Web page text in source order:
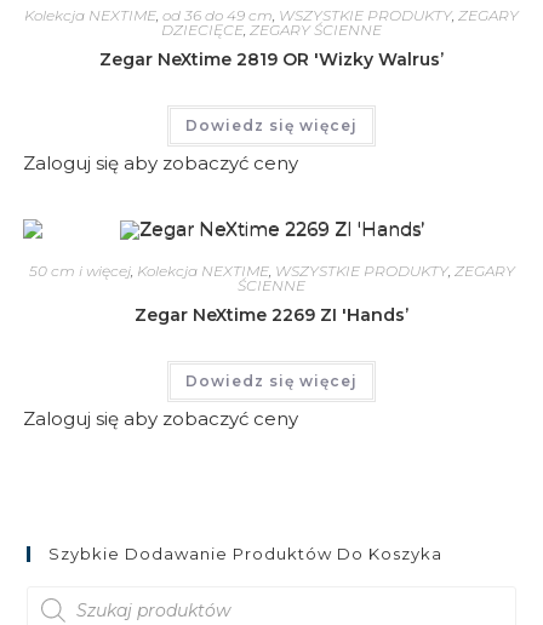
Kolekcja NEXTIME, od 36 do 49 cm, WSZYSTKIE PRODUKTY, ZEGARY
DZIECIĘCE, ZEGARY ŚCIENNE
Zegar NeXtime 2819 OR 'Wizky Walrus’
Dowiedz się więcej
Zaloguj się aby zobaczyć ceny
50 cm i więcej, Kolekcja NEXTIME, WSZYSTKIE PRODUKTY, ZEGARY
ŚCIENNE
Zegar NeXtime 2269 ZI 'Hands’
Dowiedz się więcej
Zaloguj się aby zobaczyć ceny
Szybkie Dodawanie Produktów Do Koszyka
produktów